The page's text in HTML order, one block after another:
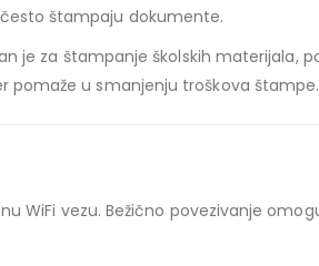
štampaju dokumente.
za štampanje školskih materijala,
pomaže u smanjenju troškova štampe.
WiFi vezu. Bežično povezivanje